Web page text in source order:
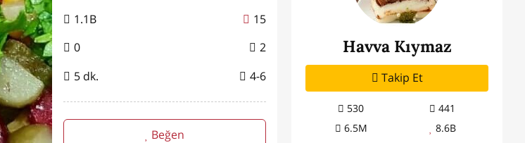
1.1B
15
0
2
5 dk.
4-6
Beğen
Havva Kıymaz
Takip Et
530
441
6.5M
8.6B